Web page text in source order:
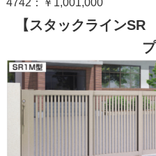
【スタックライン
プ